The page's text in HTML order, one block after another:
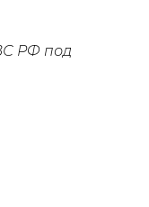
РФ под